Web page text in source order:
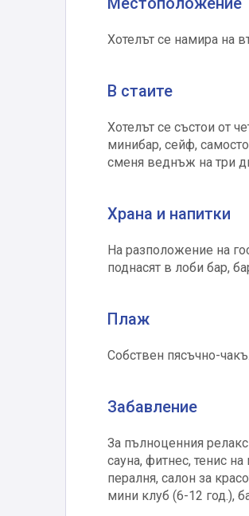
Хотелът се намира на
В стаите
Хотелът се състои от
минибар, сейф,
сменя веднъж на три
Храна и напитки
На разположение на
поднасят в лоби бар,
Плаж
Собствен пясъчно-
Забавление
За пълноценния
сауна, фитнес, тенис
пералня, салон за
мини клуб (6-12 год.),